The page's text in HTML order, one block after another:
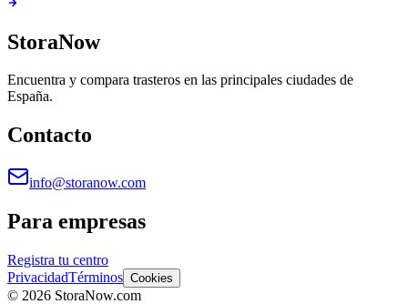
StoraNow
Encuentra y compara trasteros en las principales ciudades de
España.
Contacto
info@storanow.com
Para empresas
Registra tu centro
PrivacidadTérminos Cookies
© 2026 StoraNow.com